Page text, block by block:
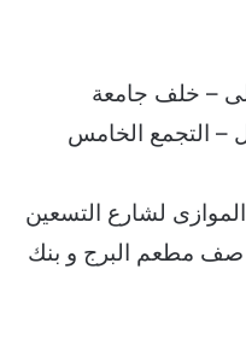
– خلف جامعة
– التجمع الخامس
لشارع التسعين
صف مطعم البرج و بنك